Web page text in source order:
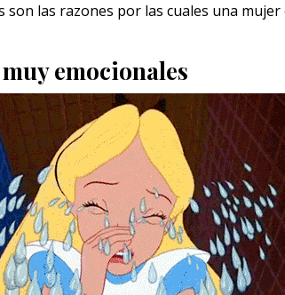
son las razones por las cuales una
emocionales